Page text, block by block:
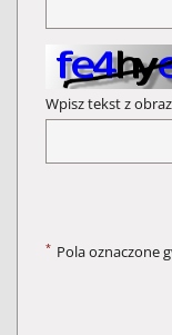
Wpisz tekst z
* Pola oznaczone